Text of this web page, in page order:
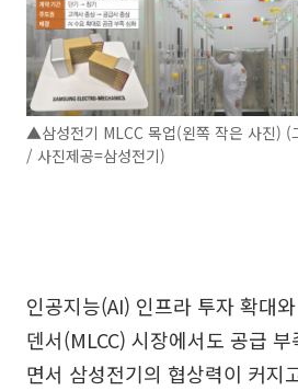
▲삼성전기 MLCC 목업(왼쪽 작은 사진) (
/ 사진제공=삼성전기)
인공지능(AI) 인프라 투자 확대
덴서(MLCC) 시장에서도 공급
면서 삼성전기의 협상력이 커지